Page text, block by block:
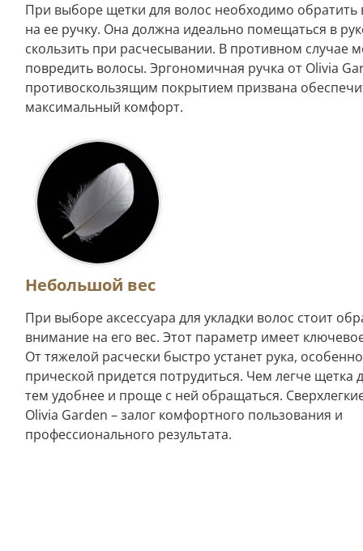
При выборе щетки для волос необходимо
на ее ручку. Она должна идеально помещаться в
скользить при расчесывании. В противном случае
повредить волосы. Эргономичная ручка от Olivia
противоскользящим покрытием призвана
максимальный комфорт.
Небольшой вес
При выборе аксессуара для укладки волос стоит
внимание на его вес. Этот параметр имеет
От тяжелой расчески быстро устанет рука,
прической придется потрудиться. Чем легче щетка
тем удобнее и проще с ней обращаться.
Olivia Garden – залог комфортного пользования и
профессионального результата.